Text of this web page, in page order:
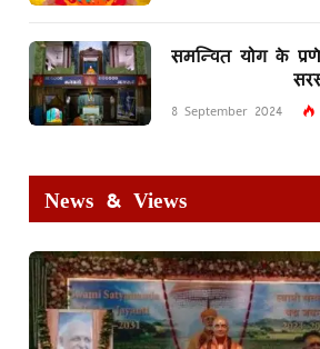
समन्वित योग के
8 September 2024
News & Views